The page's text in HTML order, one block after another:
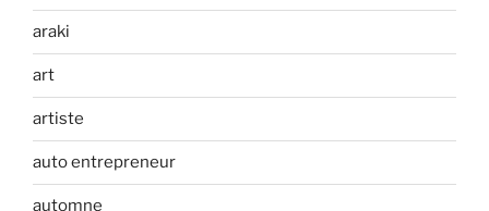
araki
art
artiste
auto entrepreneur
automne